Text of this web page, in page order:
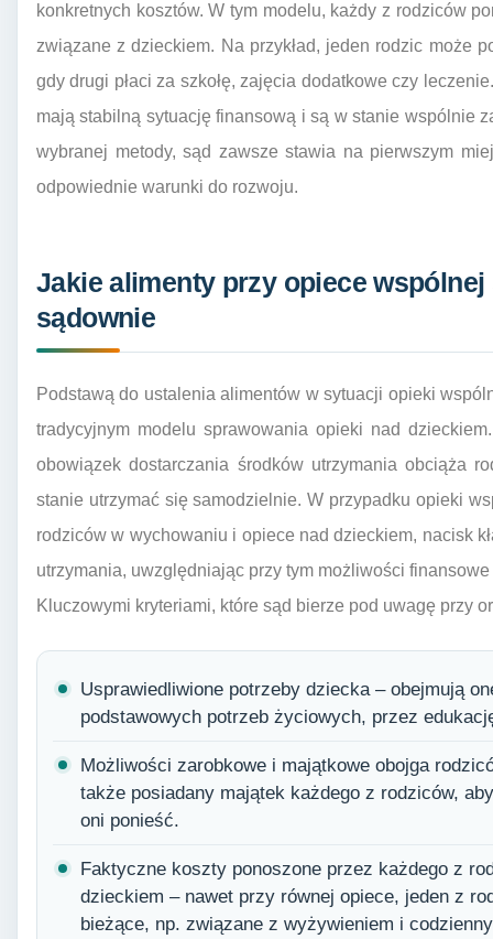
konkretnych kosztów. W tym modelu, każdy z rodziców
związane z dzieckiem. Na przykład, jeden rodzic może
gdy drugi płaci za szkołę, zajęcia dodatkowe czy
mają stabilną sytuację finansową i są w stanie wspólnie
wybranej metody, sąd zawsze stawia na pierwszym
odpowiednie warunki do rozwoju.
Jakie alimenty przy opiece
sądownie
Podstawą do ustalenia alimentów w sytuacji opieki
tradycyjnym modelu sprawowania opieki nad
obowiązek dostarczania środków utrzymania obciąża
stanie utrzymać się samodzielnie. W przypadku opieki
rodziców w wychowaniu i opiece nad dzieckiem, nacisk
utrzymania, uwzględniając przy tym możliwości
Kluczowymi kryteriami, które sąd bierze pod uwagę przy
Usprawiedliwione potrzeby dziecka – obejmują
podstawowych potrzeb życiowych, przez
Możliwości zarobkowe i majątkowe obojga
także posiadany majątek każdego z rodziców,
oni ponieść.
Faktyczne koszty ponoszone przez każdego z
dzieckiem – nawet przy równej opiece, jeden z
bieżące, np. związane z wyżywieniem i